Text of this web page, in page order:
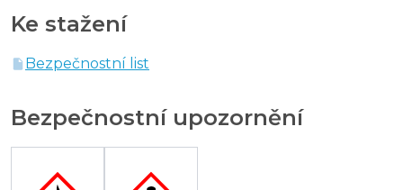
Ke stažení
Bezpečnostní list
Bezpečnostní upozornění